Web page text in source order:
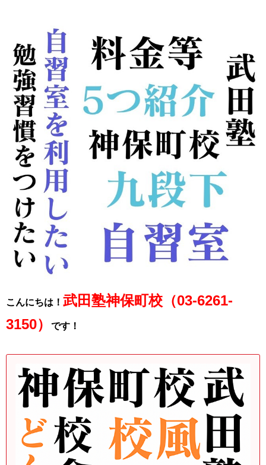
こんにちは！ 武田塾神保町校（03-6261-
3150）
です！